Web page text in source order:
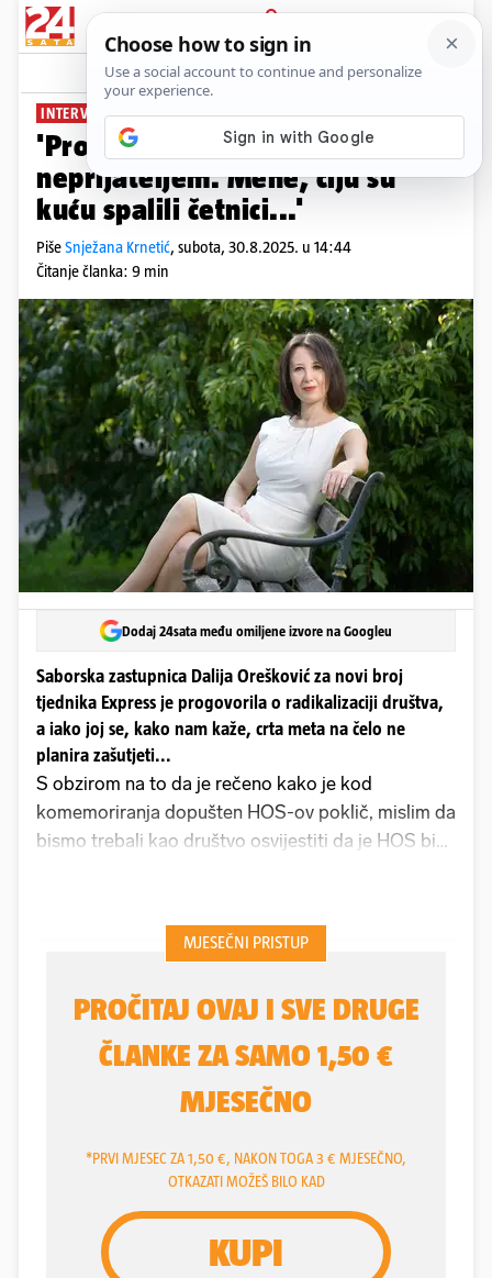
PRIJAVA
News
INTERVJU: DALIJA OREŠKOVIĆ PLUS+
'Proglasili su me državnim
neprijateljem. Mene, čiju su
kuću spalili četnici...'
PišeSnježana Krnetić, subota, 30.8.2025. u 14:44
Čitanje članka: 9 min
Dodaj 24sata među omiljene izvore na Googleu
Saborska zastupnica Dalija Orešković za novi broj
tjednika Express je progovorila o radikalizaciji društva,
a iako joj se, kako nam kaže, crta meta na čelo ne
planira zašutjeti...
S obzirom na to da je rečeno kako je kod
komemoriranja dopušten HOS-ov poklič, mislim da
bismo trebali kao društvo osvijestiti da je HOS bio
vojnom strategijom Republike Hrvatske, kaže nam
saborska zastupnicaDalija Orešković
crta meta na čelu, ne planira prestati progovarati i
upozoravati na probleme.